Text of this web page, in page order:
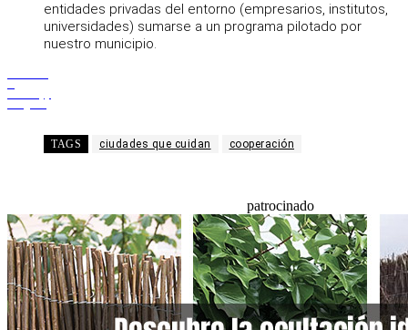
entidades privadas del entorno (empresarios, institutos,
universidades) sumarse a un programa pilotado por
nuestro municipio.
TAGS ciudades que cuidan cooperación
patrocinado